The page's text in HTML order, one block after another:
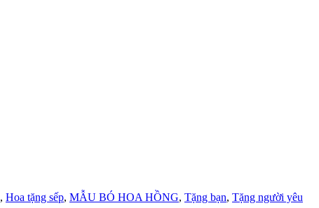
, Hoa tặng sếp, MẪU BÓ HOA HỒNG, Tặng bạn, Tặng người yêu